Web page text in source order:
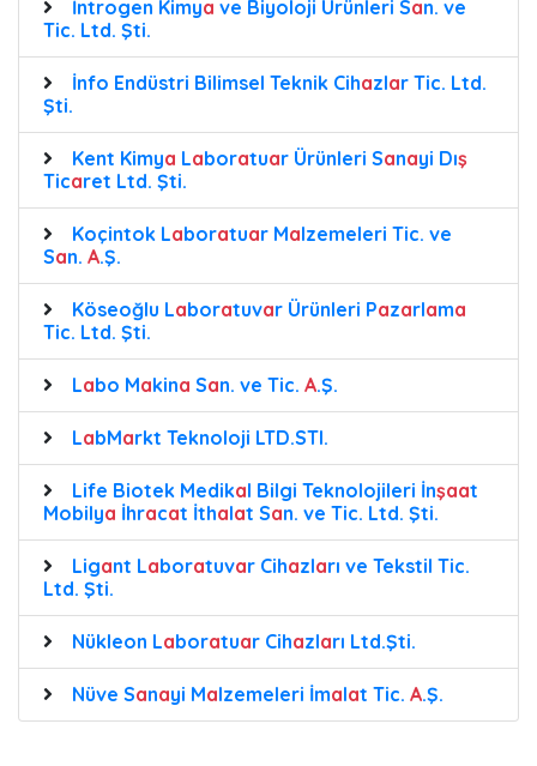
İntrogen Kimya ve Biyoloji Ürünleri San. ve
Tic. Ltd. Şti.
İnfo Endüstri Bilimsel Teknik Cihazlar Tic. Ltd.
Şti.
Kent Kimya Laboratuar Ürünleri Sanayi Dış
Ticaret Ltd. Şti.
Koçintok Laboratuar Malzemeleri Tic. ve
San. A.Ş.
Köseoğlu Laboratuvar Ürünleri Pazarlama
Tic. Ltd. Şti.
Labo Makina San. ve Tic. A.Ş.
LabMarkt Teknoloji LTD.STI.
Life Biotek Medikal Bilgi Teknolojileri İnşaat
Mobilya İhracat İthalat San. ve Tic. Ltd. Şti.
Ligant Laboratuvar Cihazları ve Tekstil Tic.
Ltd. Şti.
Nükleon Laboratuar Cihazları Ltd.Şti.
Nüve Sanayi Malzemeleri İmalat Tic. A.Ş.